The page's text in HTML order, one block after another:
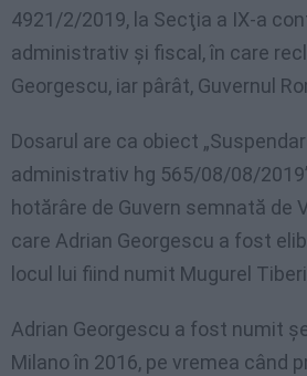
4921/2/2019, la Secţia a IX-a
administrativ şi fiscal, în care
Georgescu, iar pârât, Guvernul
Dosarul are ca obiect
administrativ hg 565/08/08/
hotărâre de Guvern semnată de
care Adrian Georgescu a fost
locul lui fiind numit Mugurel
Adrian Georgescu a fost numit
Milano în 2016, pe vremea când